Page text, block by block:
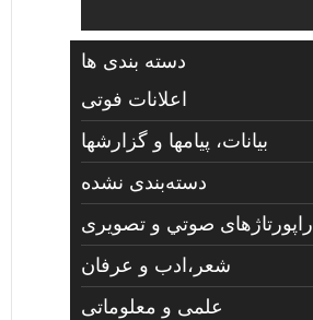
دسته بندی ها
اعلانات فوتی
بیانات، پیامها و گزارشها
دسته‌بندی نشده
راپورتاژهای صوتي و تصويری
شعر،ادب و عرفان
علمی و معلوماتی